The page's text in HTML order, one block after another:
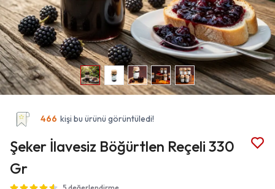
466 kişi bu ürünü görüntüledi!
Şeker İlavesiz Böğürtlen Reçeli 330
Gr